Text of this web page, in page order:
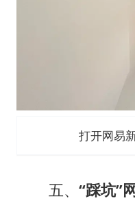
打开网易
五、 “踩坑”